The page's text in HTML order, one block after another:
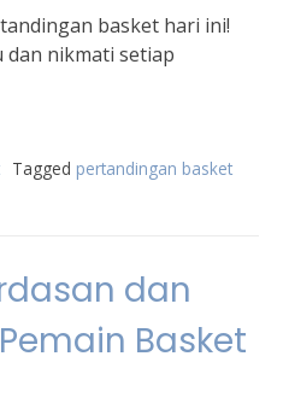
basket hari ini!
nikmati setiap
Tagged pertandingan basket
dan
Basket